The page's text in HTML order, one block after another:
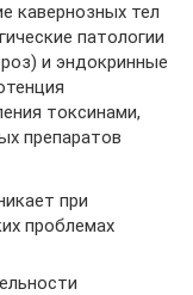
кавернозных тел
патологии
и эндокринные
токсинами,
препаратов
при
проблемах